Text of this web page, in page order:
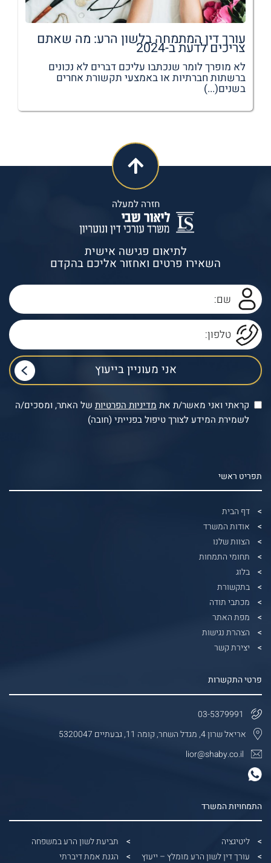
עורך דין המתמחה בלשון הרע: מה שאתם
צריכים לדעת ב-2024
לא מופרך לומר שנכתבו עליכם דברים לא נכונים
ברשתות חברתיות או באמצעי תקשורת אחרים
בשנים(...)
חזרה למעלה
לתיאום פגישה אישית
השאירו פרטים ואחזור אליכם בהקדם
קראתי ואני מאשר/ת את מדיניות הפרטיות של האתר, ומסכים/ה
לשמירת המידע לצורך טיפול בפנייתי (חובה)
תפריט ראשי
דף הבית
אודות המשרד
הצוות שלנו
תחומי התמחות
בלוג
בתקשורת
מכתבי תודה
מפת האתר
הצהרת נגישות
יצירת קשר
התמחויות המשרד
ליטיגציה
עורך דין לשון הרע מומלץ – ייעוץ
תביעת לשון הרע במשפחה
הגנת אמת דיברתי
פרטי התקשרות
03-5379991
אריאל שרון 4, מגדל השחר, קומה 11, גבעתיים 5320047
lior@shaby.co.il